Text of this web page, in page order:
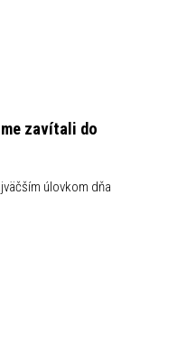
zavítali do
úlovkom dňa